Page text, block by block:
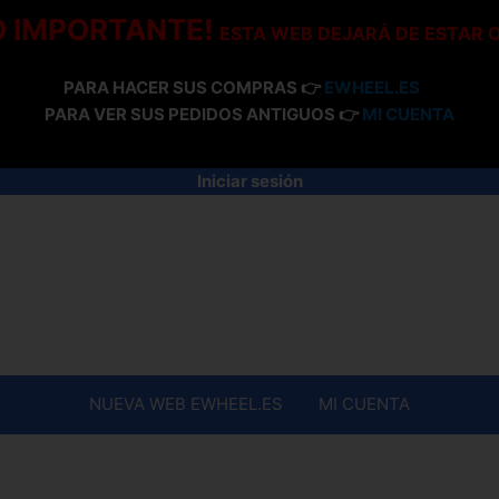
IMPORTANTE! ESTA WEB DEJARÁ DE ESTAR
PARA HACER SUS COMPRAS 👉 EWHEEL.ES
PARA VER SUS PEDIDOS ANTIGUOS 👉 MI CUENTA
Iniciar sesión
NUEVA WEB EWHEEL.ES MI CUENTA